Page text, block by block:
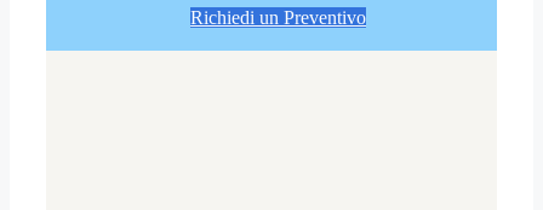
Richiedi un Preventivo